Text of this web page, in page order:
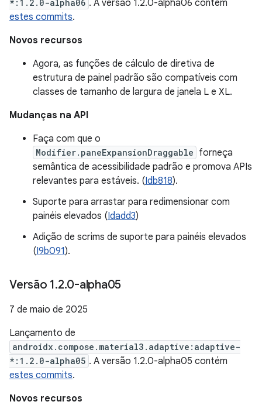
*:1.2.0-alpha06 . A versão 1.2.0-alpha06 contém
estes commits.
Novos recursos
Agora, as funções de cálculo de diretiva de
estrutura de painel padrão são compatíveis com
classes de tamanho de largura de janela L e XL.
Mudanças na API
Faça com que o
Modifier.paneExpansionDraggable forneça
semântica de acessibilidade padrão e promova APIs
relevantes para estáveis. (Idb818).
Suporte para arrastar para redimensionar com
painéis elevados (Idadd3)
Adição de scrims de suporte para painéis elevados
(I9b091).
Versão 1.2.0-alpha05
7 de maio de 2025
Lançamento de
androidx.compose.material3.adaptive:adaptive-
*:1.2.0-alpha05 . A versão 1.2.0-alpha05 contém
estes commits.
Novos recursos